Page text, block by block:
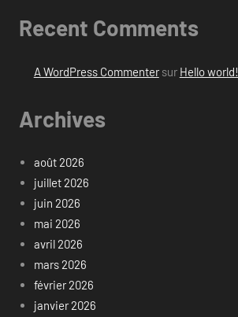
Recent Comments
A WordPress Commentersur Hello world!
Archives
août 2026
juillet 2026
juin 2026
mai 2026
avril 2026
mars 2026
février 2026
janvier 2026